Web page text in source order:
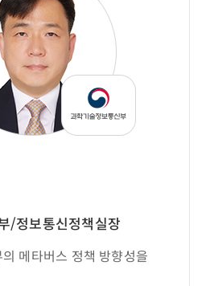
/정보통신정책실장
메타버스 정책 방향성을